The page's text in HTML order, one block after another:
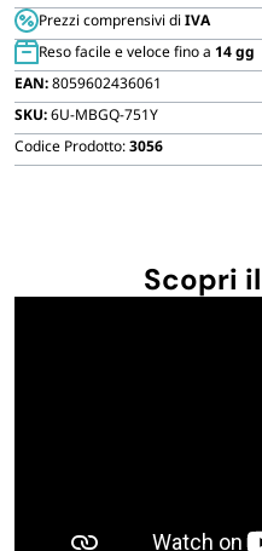
Prezzi comprensivi di IVA
Reso facile e veloce fino a 14 gg
EAN:8059602436061
SKU:6U-MBGQ-751Y
Codice Prodotto:3056
Scopri